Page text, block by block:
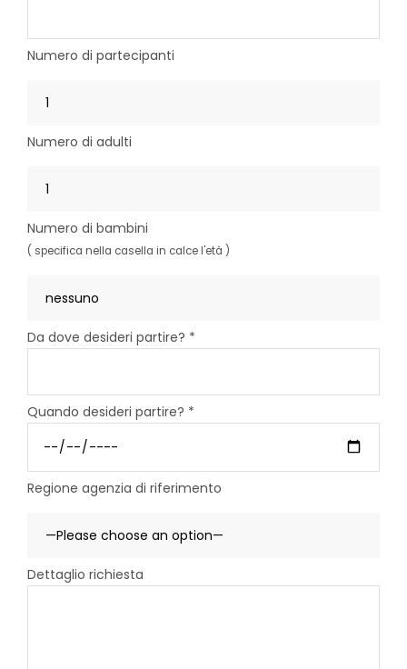
Numero di partecipanti
Numero di adulti
Numero di bambini
( specifica nella casella in calce l'età )
Da dove desideri partire? *
Quando desideri partire? *
Regione agenzia di riferimento
Dettaglio richiesta